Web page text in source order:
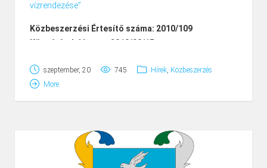
vízrendezése”
Közbeszerzési Értesítő száma: 2010/109
Közzététel dátuma: 2010/09/15
szeptember, 20 745 Hírek, Közbeszerzés
More